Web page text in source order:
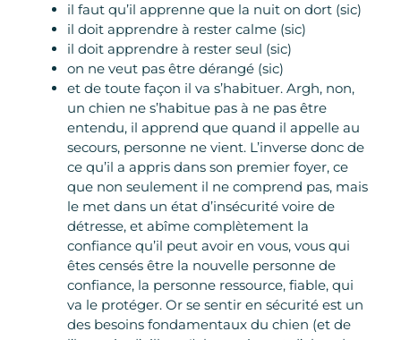
il faut qu’il apprenne que la nuit on dort (sic)
il doit apprendre à rester calme (sic)
il doit apprendre à rester seul (sic)
on ne veut pas être dérangé (sic)
et de toute façon il va s’habituer. Argh, non,
un chien ne s’habitue pas à ne pas être
entendu, il apprend que quand il appelle au
secours, personne ne vient. L’inverse donc de
ce qu’il a appris dans son premier foyer, ce
que non seulement il ne comprend pas, mais
le met dans un état d’insécurité voire de
détresse, et abîme complètement la
confiance qu’il peut avoir en vous, vous qui
êtes censés être la nouvelle personne de
confiance, la personne ressource, fiable, qui
va le protéger. Or se sentir en sécurité est un
des besoins fondamentaux du chien (et de